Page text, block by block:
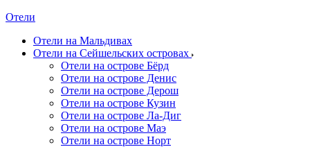
Отели
Отели на Мальдивах
Отели на Сейшельских островах
Отели на острове Бёрд
Отели на острове Денис
Отели на острове Дерош
Отели на острове Кузин
Отели на острове Ла-Диг
Отели на острове Маэ
Отели на острове Норт